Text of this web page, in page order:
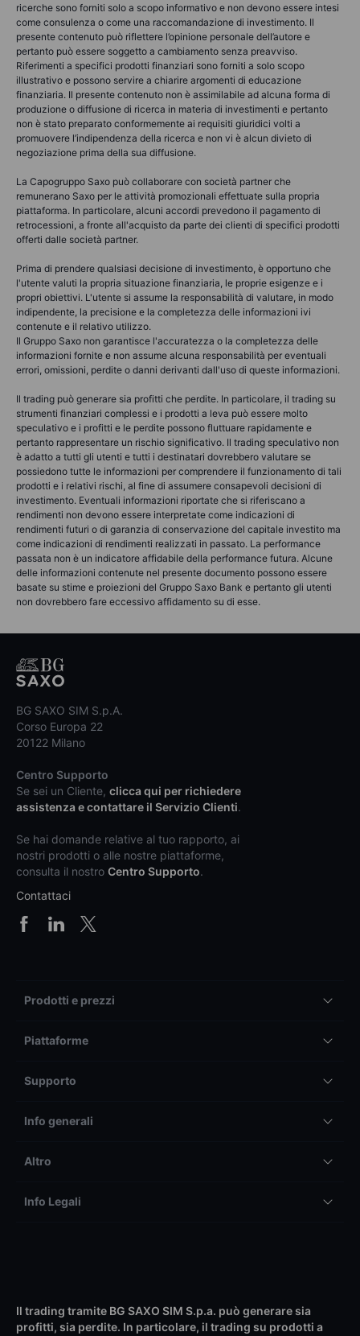
ricerche sono forniti solo a scopo informativo e non devono essere intesi
come consulenza o come una raccomandazione di investimento. Il
presente contenuto può riflettere l’opinione personale dell’autore e
pertanto può essere soggetto a cambiamento senza preavviso.
Riferimenti a specifici prodotti finanziari sono forniti a solo scopo
illustrativo e possono servire a chiarire argomenti di educazione
finanziaria. Il presente contenuto non è assimilabile ad alcuna forma di
produzione o diffusione di ricerca in materia di investimenti e pertanto
non è stato preparato conformemente ai requisiti giuridici volti a
promuovere l’indipendenza della ricerca e non vi è alcun divieto di
negoziazione prima della sua diffusione.
La Capogruppo Saxo può collaborare con società partner che
remunerano Saxo per le attività promozionali effettuate sulla propria
piattaforma. In particolare, alcuni accordi prevedono il pagamento di
retrocessioni, a fronte all'acquisto da parte dei clienti di specifici prodotti
offerti dalle società partner.
Prima di prendere qualsiasi decisione di investimento, è opportuno che
l'utente valuti la propria situazione finanziaria, le proprie esigenze e i
propri obiettivi. L'utente si assume la responsabilità di valutare, in modo
indipendente, la precisione e la completezza delle informazioni ivi
contenute e il relativo utilizzo.
Il Gruppo Saxo non garantisce l'accuratezza o la completezza delle
informazioni fornite e non assume alcuna responsabilità per eventuali
errori, omissioni, perdite o danni derivanti dall'uso di queste informazioni.
Il trading può generare sia profitti che perdite. In particolare, il trading su
strumenti finanziari complessi e i prodotti a leva può essere molto
speculativo e i profitti e le perdite possono fluttuare rapidamente e
pertanto rappresentare un rischio significativo. Il trading speculativo non
è adatto a tutti gli utenti e tutti i destinatari dovrebbero valutare se
possiedono tutte le informazioni per comprendere il funzionamento di tali
prodotti e i relativi rischi, al fine di assumere consapevoli decisioni di
investimento. Eventuali informazioni riportate che si riferiscano a
rendimenti non devono essere interpretate come indicazioni di
rendimenti futuri o di garanzia di conservazione del capitale investito ma
come indicazioni di rendimenti realizzati in passato. La performance
passata non è un indicatore affidabile della performance futura. Alcune
delle informazioni contenute nel presente documento possono essere
basate su stime e proiezioni del Gruppo Saxo Bank e pertanto gli utenti
non dovrebbero fare eccessivo affidamento su di esse.
BG SAXO SIM S.p.A.
Corso Europa 22
20122 Milano
Centro Supporto
Se sei un Cliente, clicca qui per richiedere
assistenza e contattare il Servizio Clienti.
Se hai domande relative al tuo rapporto, ai
nostri prodotti o alle nostre piattaforme,
consulta il nostro Centro Supporto.
Contattaci
Prodotti e prezzi
Piattaforme
Supporto
Info generali
Altro
Info Legali
Il trading tramite BG SAXO SIM S.p.a. può generare sia
profitti, sia perdite. In particolare, il trading su prodotti a